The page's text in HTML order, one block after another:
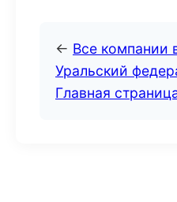
← Все компании
Уральский
Главная